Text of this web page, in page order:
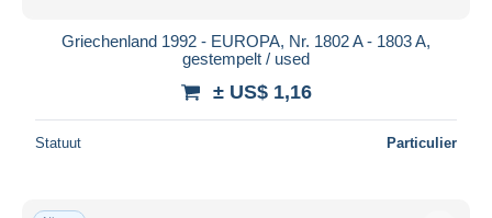
Griechenland 1992 - EUROPA, Nr. 1802 A - 1803 A,
gestempelt / used
± US$ 1,16
Statuut Particulier